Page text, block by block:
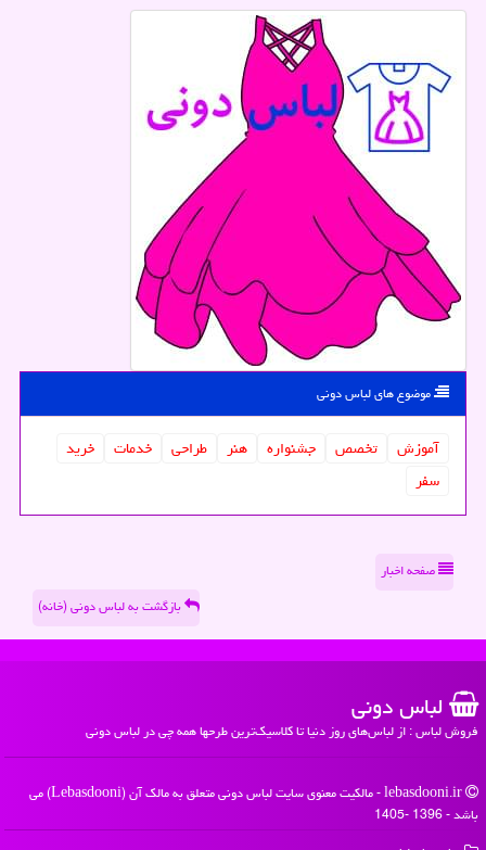
موضوع های لباس دونی
آموزش تخصص جشنواره هنر طراحی خدمات
خرید
سفر
صفحه اخبار
بازگشت به لباس دونی (خانه)
لباس دونی
فروش لباس : از لباس‌های روز دنیا تا کلاسیک‌ترین طرحها همه چی در لباس دونی
lebasdooni.ir - مالکیت معنوی سایت لباس دونی متعلق به مالک آن (Lebasdooni) می
باشد - 1396 -1405